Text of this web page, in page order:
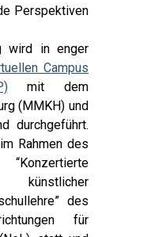
Perspektiven
wird in enger
Campus
mit dem
(MMKH) und
durchgeführt.
Rahmen des
“Konzertierte
künstlicher
des
für